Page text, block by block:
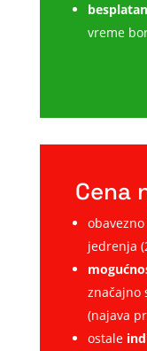
vreme
Cena
obavezno
jedrenja
značajno
(najava
ostale